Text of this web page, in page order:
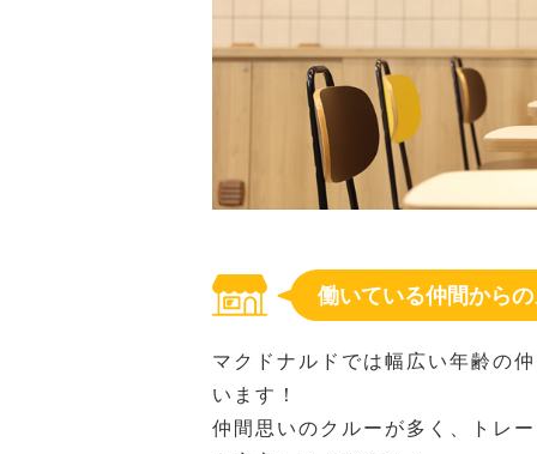
働いている仲間から
マクドナルドでは幅広い年齢の
います！
仲間思いのクルーが多く、トレ